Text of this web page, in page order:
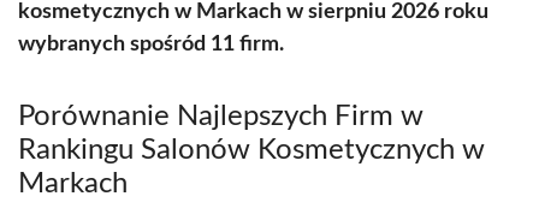
kosmetycznych w Markach w sierpniu 2026 roku
wybranych spośród 11 firm.
Porównanie Najlepszych Firm w
Rankingu Salonów Kosmetycznych w
Markach